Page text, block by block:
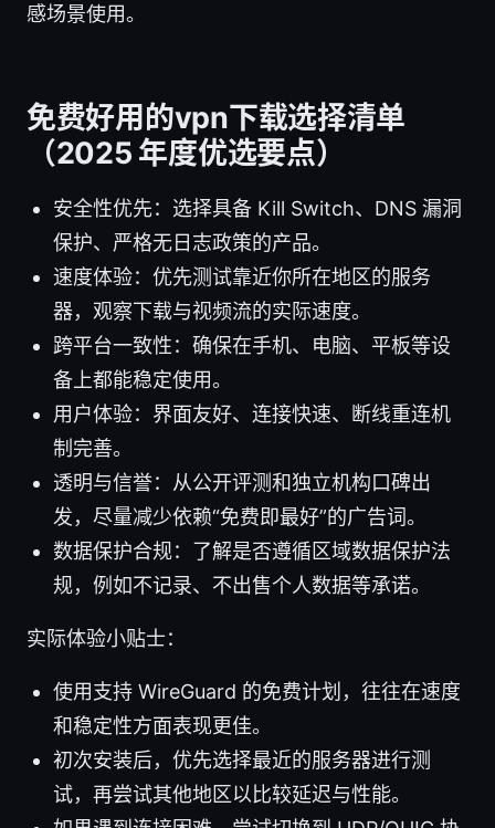
感场景使用。
免费好用的vpn下载选择清单
（2025 年度优选要点）
安全性优先：选择具备 Kill Switch、DNS 漏洞
保护、严格无日志政策的产品。
速度体验：优先测试靠近你所在地区的服务
器，观察下载与视频流的实际速度。
跨平台一致性：确保在手机、电脑、平板等设
备上都能稳定使用。
用户体验：界面友好、连接快速、断线重连机
制完善。
透明与信誉：从公开评测和独立机构口碑出
发，尽量减少依赖“免费即最好”的广告词。
数据保护合规：了解是否遵循区域数据保护法
规，例如不记录、不出售个人数据等承诺。
实际体验小贴士：
使用支持 WireGuard 的免费计划，往往在速度
和稳定性方面表现更佳。
初次安装后，优先选择最近的服务器进行测
试，再尝试其他地区以比较延迟与性能。